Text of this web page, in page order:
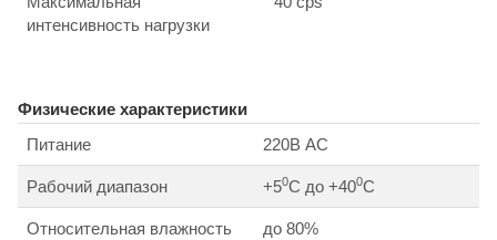
интенсивность нагрузки
Физические характеристики
Питание
220В AC
Рабочий диапазон +50С до +400С
Относительная влажность до 80%